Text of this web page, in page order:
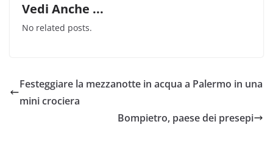
Vedi Anche ...
No related posts.
Festeggiare la mezzanotte in acqua a Palermo in una
mini crociera
Bompietro, paese dei presepi